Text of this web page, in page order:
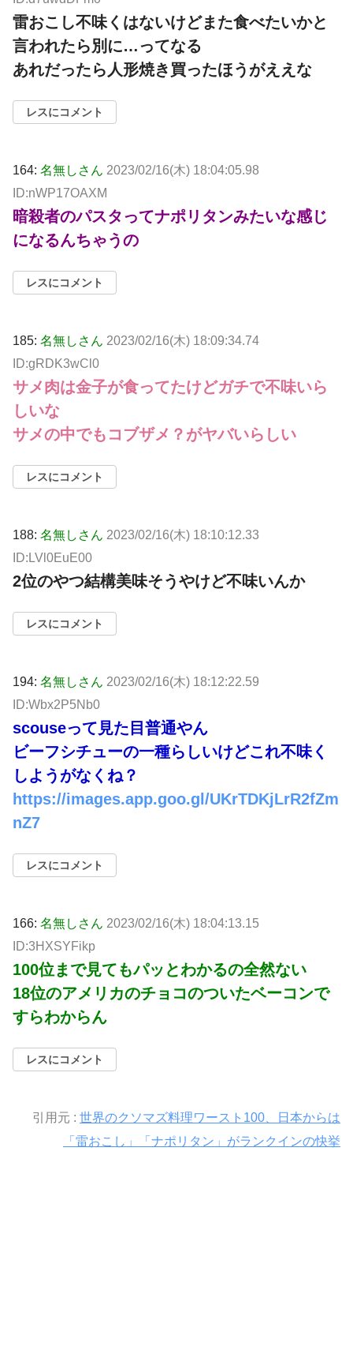
雷おこし不味くはないけどまた食べたいかと
言われたら別に…ってなる
あれだったら人形焼き買ったほうがええな
レスにコメント
164: 名無しさん 2023/02/16(木) 18:04:05.98
ID:nWP17OAXM
暗殺者のパスタってナポリタンみたいな感じ
になるんちゃうの
レスにコメント
185: 名無しさん 2023/02/16(木) 18:09:34.74
ID:gRDK3wCl0
サメ肉は金子が食ってたけどガチで不味いら
しいな
サメの中でもコブザメ？がヤバいらしい
レスにコメント
188: 名無しさん 2023/02/16(木) 18:10:12.33
ID:LVl0EuE00
2位のやつ結構美味そうやけど不味いんか
レスにコメント
194: 名無しさん 2023/02/16(木) 18:12:22.59
ID:Wbx2P5Nb0
scouseって見た目普通やん
ビーフシチューの一種らしいけどこれ不味く
しようがなくね？
https://images.app.goo.gl/UKrTDKjLrR2fZm
nZ7
レスにコメント
166: 名無しさん 2023/02/16(木) 18:04:13.15
ID:3HXSYFikp
100位まで見てもパッとわかるの全然ない
18位のアメリカのチョコのついたベーコンで
すらわからん
レスにコメント
引用元 : 世界のクソマズ料理ワースト100、日本からは
「雷おこし」「ナポリタン」がランクインの快挙